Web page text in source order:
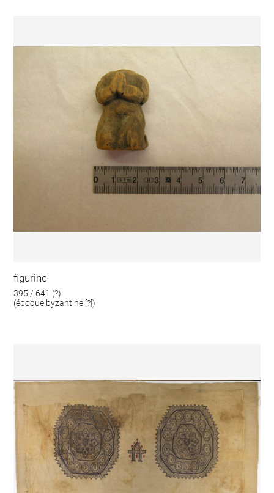
figurine
395 / 641 (?)
(époque byzantine [?])